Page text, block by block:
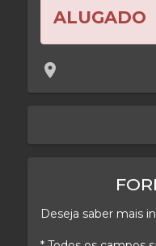
ALUGADO
location_on
Deseja saber mais